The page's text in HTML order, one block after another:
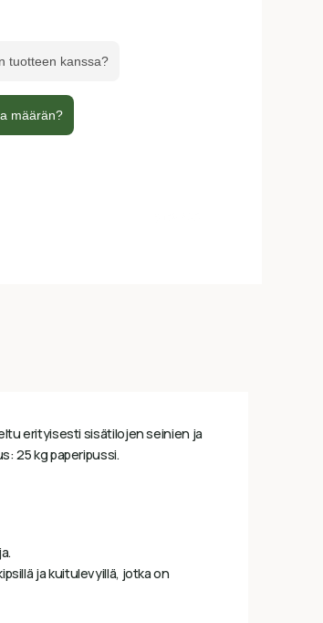
erityisesti sisätilojen seinien ja
25 kg paperipussi.
ja kuitulevyillä, jotka on